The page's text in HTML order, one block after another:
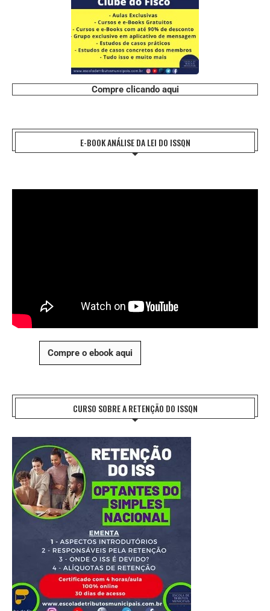
Compre clicando aqui
E-BOOK ANÁLISE DA LEI DO ISSQN
Compre o ebook aqui
CURSO SOBRE A RETENÇÃO DO ISSQN